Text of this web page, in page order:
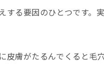
する要因のひとつです。
皮膚がたるんでくると